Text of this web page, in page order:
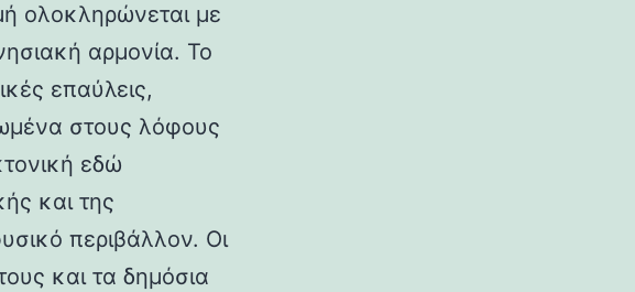
ολοκληρώνεται με
αρμονία. Το
επαύλεις,
στους λόφους
εδώ
και της
περιβάλλον. Οι
και τα δημόσια